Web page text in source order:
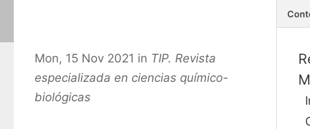
Mon, 15 Nov 2021 in TIP. Revista
especializada en ciencias químico-
biológicas